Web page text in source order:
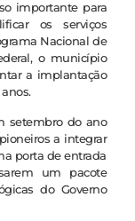
importante para
os serviços
Nacional de
o município
a implantação
setembro do ano
a integrar
porta de entrada
um pacote
do Governo